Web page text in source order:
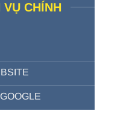
VỤ CHÍNH